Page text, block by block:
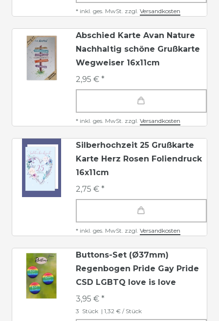
* inkl. ges. MwSt. zzgl. Versandkosten
Abschied Karte Avan Nature
Nachhaltig schöne Grußkarte
Wegweiser 16x11cm
2,95 € *
* inkl. ges. MwSt. zzgl. Versandkosten
Silberhochzeit 25 Grußkarte
Karte Herz Rosen Foliendruck
16x11cm
2,75 € *
* inkl. ges. MwSt. zzgl. Versandkosten
Buttons-Set (Ø37mm)
Regenbogen Pride Gay Pride
CSD LGBTQ love is love
3,95 € *
3 Stück | 1,32 € / Stück